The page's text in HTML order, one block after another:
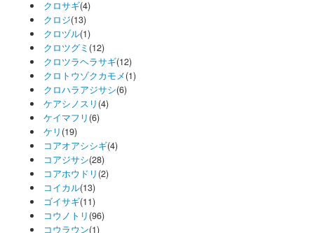
クロサギ(4)
クロジ(13)
クロヅル(1)
クロツグミ (12)
クロツラヘラサギ(12)
クロトウゾクカモメ(1)
クロハラアジサシ(6)
ケアシノスリ (4)
ケイマフリ (6)
ケリ (19)
コアオアシシギ(4)
コアジサシ(28)
コアホウドリ (2)
コイカル(13)
ゴイサギ(11)
コウノトリ (96)
コウラウン(1)